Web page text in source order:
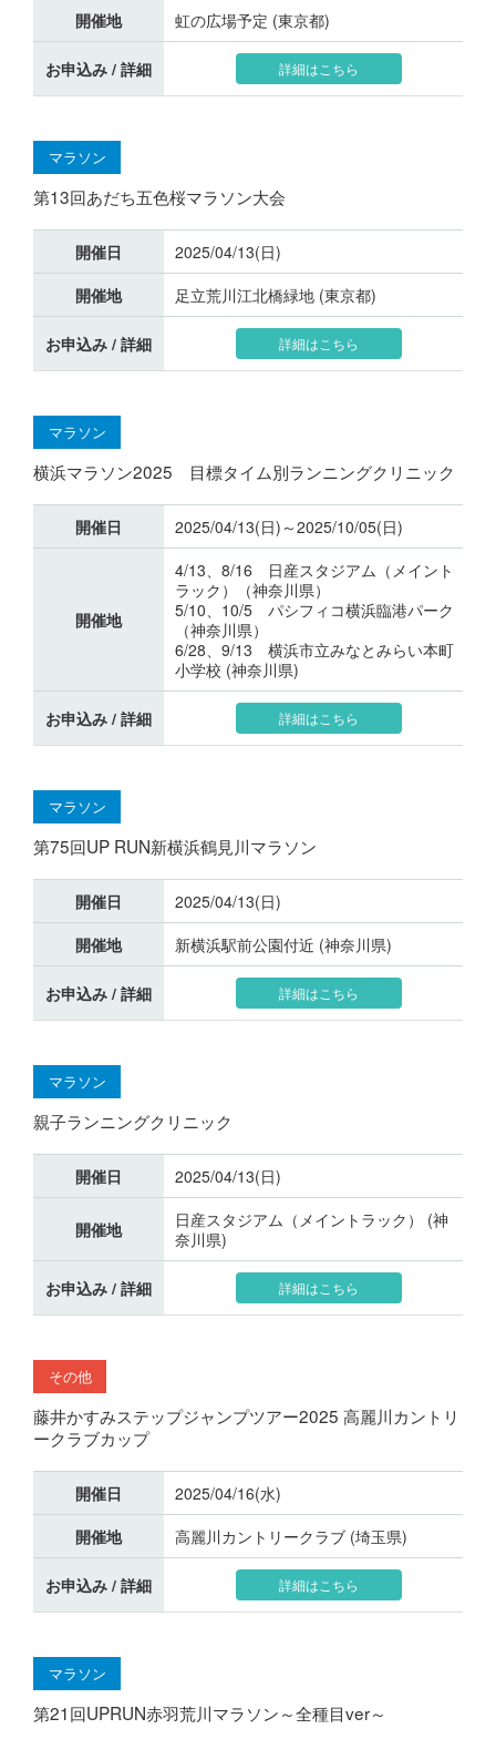
開催地
虹の広場予定 (東京都)
お申込み / 詳細 詳細はこちら
マラソン
第13回あだち五色桜マラソン大会
開催日
2025/04/13(日)
開催地
足立荒川江北橋緑地 (東京都)
お申込み / 詳細 詳細はこちら
マラソン
横浜マラソン2025 目標タイム別ランニングクリニック
開催日 2025/04/13(日)～2025/10/05(日)
開催地
4/13、8/16 日産スタジアム（メイント
ラック）（神奈川県）
5/10、10/5 パシフィコ横浜臨港パーク
（神奈川県）
6/28、9/13 横浜市立みなとみらい本町
小学校 (神奈川県)
お申込み / 詳細 詳細はこちら
マラソン
第75回UP RUN新横浜鶴見川マラソン
開催日
2025/04/13(日)
開催地
新横浜駅前公園付近 (神奈川県)
お申込み / 詳細 詳細はこちら
マラソン
親子ランニングクリニック
開催日 2025/04/13(日)
開催地
日産スタジアム（メイントラック） (神
奈川県)
お申込み / 詳細 詳細はこちら
その他
藤井かすみステップジャンプツアー2025 高麗川カントリ
ークラブカップ
開催日
2025/04/16(水)
開催地
高麗川カントリークラブ (埼玉県)
お申込み / 詳細 詳細はこちら
マラソン
第21回UPRUN赤羽荒川マラソン～全種目ver～